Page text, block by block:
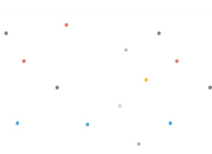
Baca selengkapnya